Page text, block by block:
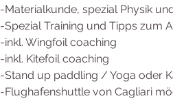
-Materialkunde, spezial Physik
-Spezial Training und Tipps zum
-inkl. Wingfoil coaching
-inkl. Kitefoil coaching
-Stand up paddling / Yoga oder
-Flughafenshuttle von Cagliari